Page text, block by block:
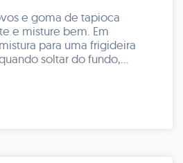
e goma de tapioca
e misture bem. Em
para uma frigideira
soltar do fundo,
um prato e pode